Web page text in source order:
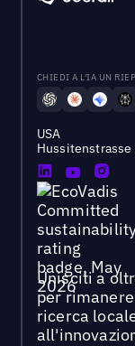
CHIEDI A L'IA UN
USA
Hussitenstrasse
Unisciti a
per
ricerca